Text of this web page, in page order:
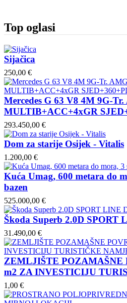
Top oglasi
Sijačica
250,00 €
Mercedes G 63 V8 4M 9G-
MULTIB+ACC+4xGR
293.450,00 €
Dom za starije Osijek - Vitalis
1.200,00 €
Kuća Umag, 600 metara do
bazen
525.000,00 €
Škoda Superb 2.0D SPORT
31.490,00 €
ZEMLJIŠTE POZAMAŠNE
m2 ZA INVESTICIJU
1,00 €